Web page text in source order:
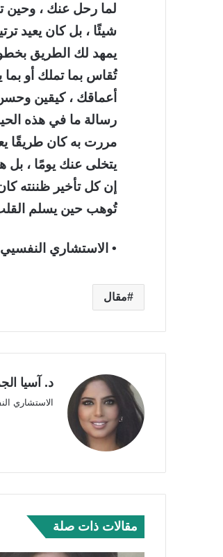
لما رحل عنك ، وحين
شيئًا ، بل كان يعيد
يمهد لك الطريق
تُقاس بما تملك أو بما
أعماقك ، كيقين
رسالة ما في هذه
مررت به كان طريقًا
يتخلى عنك يومًا ،
إن كل تأخير ظننته
تُوهب حين يسلم
• الاستشاري النفسيي
مقال
د. آسيا
الاستشاري
مقالات ذات صلة